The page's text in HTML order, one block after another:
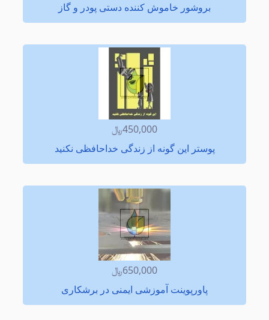
بروشور خاموش کننده دستی پودر و گاز
450,000﷼
پوستر این گونه از زندگی خداحافظی نكنید
650,000﷼
پاورپوینت آموزشی ایمنی در برشکاری